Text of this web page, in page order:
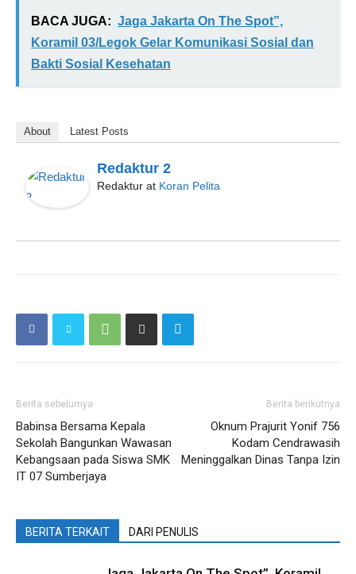
BACA JUGA: Jaga Jakarta On The Spot”,
Koramil 03/Legok Gelar Komunikasi Sosial dan
Bakti Sosial Kesehatan
About Latest Posts
Redaktur 2
Redaktur at Koran Pelita
Berita sebelumya
Babinsa Bersama Kepala
Sekolah Bangunkan Wawasan
Kebangsaan pada Siswa SMK
IT 07 Sumberjaya
Berita berikutnya
Oknum Prajurit Yonif 756
Kodam Cendrawasih
Meninggalkan Dinas Tanpa Izin
BERITA TERKAIT DARI PENULIS